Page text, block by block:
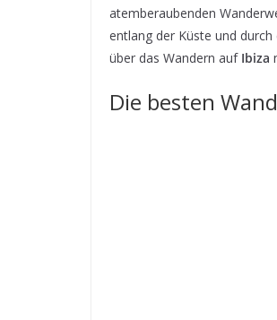
atemberaubenden
entlang der Küste und
über das Wandern auf Ibiza
Die besten